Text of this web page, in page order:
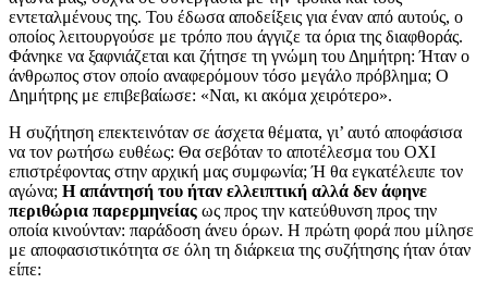
εντεταλμένους της. Του έδωσα αποδείξεις για έναν από αυτούς, ο
οποίος λειτουργούσε με τρόπο που άγγιζε τα όρια της διαφθοράς.
Φάνηκε να ξαφνιάζεται και ζήτησε τη γνώμη του Δημήτρη: Ήταν ο
άνθρωπος στον οποίο αναφερόμουν τόσο μεγάλο πρόβλημα; Ο
Δημήτρης με επιβεβαίωσε: «Ναι, κι ακόμα χειρότερο».
Η συζήτηση επεκτεινόταν σε άσχετα θέματα, γι’ αυτό αποφάσισα
να τον ρωτήσω ευθέως: Θα σεβόταν το αποτέλεσμα του ΟΧΙ
επιστρέφοντας στην αρχική μας συμφωνία; Ή θα εγκατέλειπε τον
αγώνα; Η απάντησή του ήταν ελλειπτική αλλά δεν άφηνε
περιθώρια παρερμηνείας ως προς την κατεύθυνση προς την
οποία κινούνταν: παράδοση άνευ όρων. Η πρώτη φορά που μίλησε
με αποφασιστικότητα σε όλη τη διάρκεια της συζήτησης ήταν όταν
είπε: